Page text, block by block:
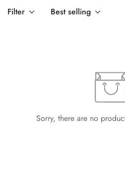
Filter Best selling
Sorry, there are no